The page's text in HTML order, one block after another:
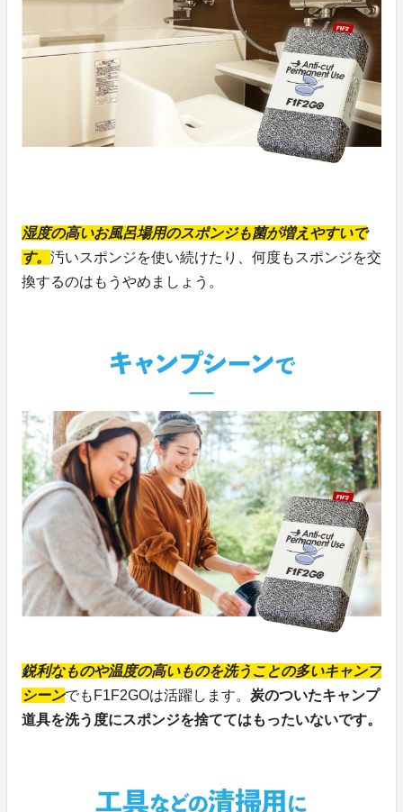
湿度の高いお風呂場用のスポンジも菌が増えやすいで
す。 汚いスポンジを使い続けたり、何度もスポンジを交
換するのはもうやめましょう。
鋭利なものや温度の高いものを洗うことの多いキャンプ
シーンでもF1F2GOは活躍します。 炭のついたキャンプ
道具を洗う度にスポンジを捨ててはもったいないです。